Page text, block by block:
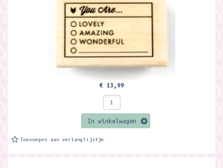
€ 13,99
In winkelwagen
Toevoegen aan verlanglijstje